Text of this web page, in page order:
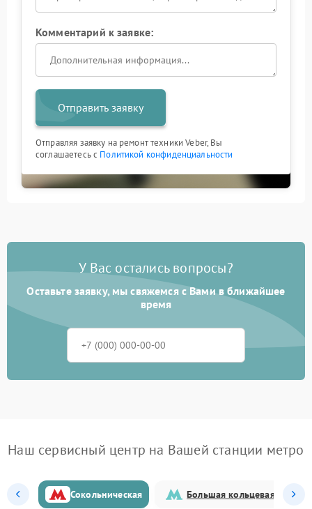
Комментарий к заявке:
Отправить заявку
Отправляя заявку на ремонт техники Veber, Вы
соглашаетесь с Политикой конфиденциальности
У Вас остались вопросы?
Оставьте заявку, мы свяжемся с Вами в ближайшее
время
Наш сервисный центр на Вашей станции метро
Сокольническая Большая кольцевая